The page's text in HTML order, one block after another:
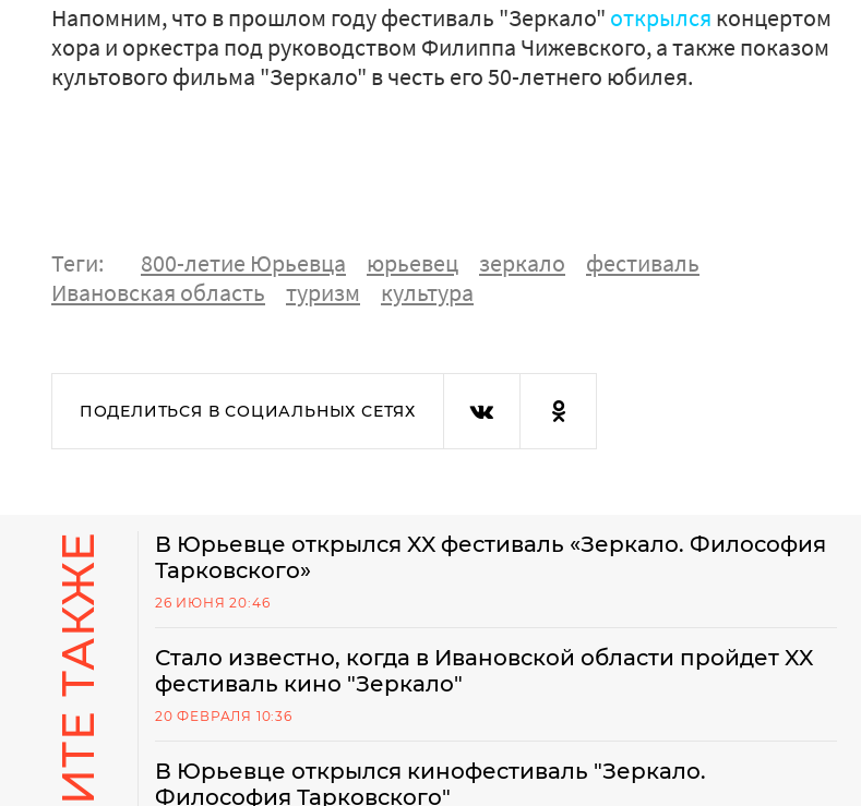
Напомним, что в прошлом году фестиваль "Зеркало" открылся концертом
хора и оркестра под руководством Филиппа Чижевского, а также показом
культового фильма "Зеркало" в честь его 50-летнего юбилея.
Теги: 800-летие Юрьевца юрьевец зеркало
фестиваль
Ивановская область
туризм культура
ПОДЕЛИТЬСЯ В СОЦИАЛЬНЫХ СЕТЯХ
В Юрьевце открылся XX фестиваль «Зеркало. Философия
Тарковского»
26 ИЮНЯ 20:46
Стало известно, когда в Ивановской области пройдет XX
фестиваль кино "Зеркало"
20 ФЕВРАЛЯ 10:36
В Юрьевце открылся кинофестиваль "Зеркало.
Философия Тарковского"